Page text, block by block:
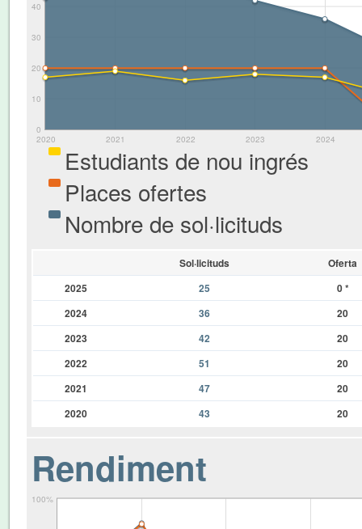
2020 2021 2022 2023 2024
0
10
20
30
40
Estudiants de nou ingrés
Places ofertes
Nombre de sol·licituds
Sol·licituds
Oferta
2025
25 0*
2024
36
20
2023
42
20
2022
51
20
2021
47
20
2020
43 20
Rendiment
100%